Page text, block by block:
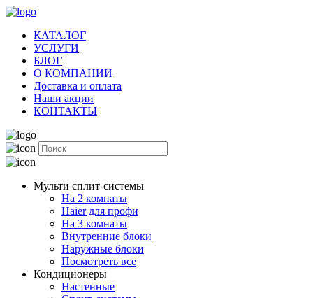
КАТАЛОГ
УСЛУГИ
БЛОГ
О КОМПАНИИ
Доставка и оплата
Наши акции
КОНТАКТЫ
Мульти сплит-системы
На 2 комнаты
Haier для профи
На 3 комнаты
Внутренние блоки
Наружные блоки
Посмотреть все
Кондиционеры
Настенные